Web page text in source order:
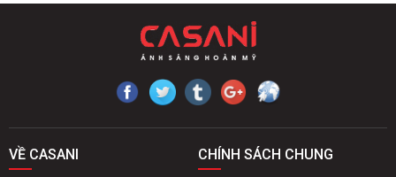
VỀ CASANI CHÍNH SÁCH CHUNG